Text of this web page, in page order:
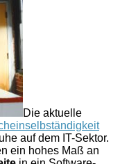
Die aktuelle
auf dem IT-Sektor.
ein hohes Maß an